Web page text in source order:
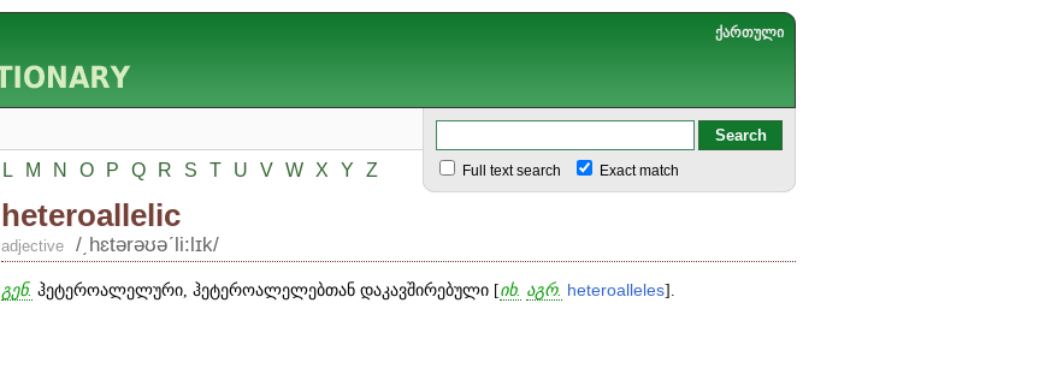
ქართული
L M N O P Q R S T U V W X Y Z Full text search Exact match
heteroallelic
adjective /͵hɛtərəʊəʹli:lɪk/
გენ. ჰეტეროალელური, ჰეტეროალელებთან დაკავშირებული [იხ. აგრ. heteroalleles].